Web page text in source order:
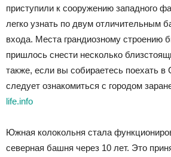
приступили к сооружению западного
легко узнать по двум отличительным
входа. Места грандиозному строению
пришлось снести несколько
также, если вы собираетесь поехать в
следует ознакомиться с городом
life.info
Южная колокольня стала
северная башня через 10 лет. Это